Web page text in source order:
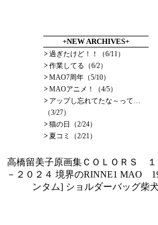
+NEW ARCHIVES+
>過ぎたけど！！（6/11）
>作業してる（6/2）
>MAO7周年（5/10）
>MAOアニメ！（4/5）
> アップし忘れてたな～って…
（3/27）
>猫の日（2/24）
>夏コミ（2/21）
高橋留美子原画集ＣＯＬＯＲＳ １
－２０２４ 境界のRINNE1 MAO
ンタム] ショルダーバッグ柴犬